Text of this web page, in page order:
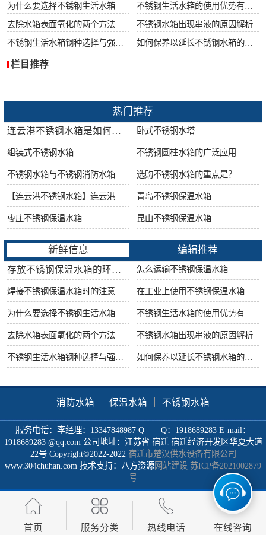
为什么要选择不锈钢生活水箱
去除水箱表面氧化的两个方法
不锈钢水箱出现串液的原因解析
栏目推荐
热门推荐
连云港不锈钢水箱是如何做好防腐工作的? 卧式不锈钢水塔
组装式不锈钢水箱 不锈钢圆柱水箱的广泛应用
选购不锈钢水箱的重点是？
青岛不锈钢保温水箱
枣庄不锈钢保温水箱 昆山不锈钢保温水箱
新鲜信息 编辑推荐
存放不锈钢保温水箱的环境要求 怎么运输不锈钢保温水箱
为什么要选择不锈钢生活水箱
去除水箱表面氧化的两个方法 不锈钢水箱出现串液的原因解析
消防水箱 保温水箱 不锈钢水箱
服务电话：李经理：13347848987 Q Q：1918689283 E-mail：
1918689283 @qq.com 公司地址：江苏省 宿迁 宿迁经济开发区华夏大道
22号 Copyright©2022-2022 宿迁市楚汉供水设备有限公司
www.304chuhan.com 技术支持：八方资源网站建设 苏ICP备2021002879
号
首页 服务分类 热线电话 在线咨询